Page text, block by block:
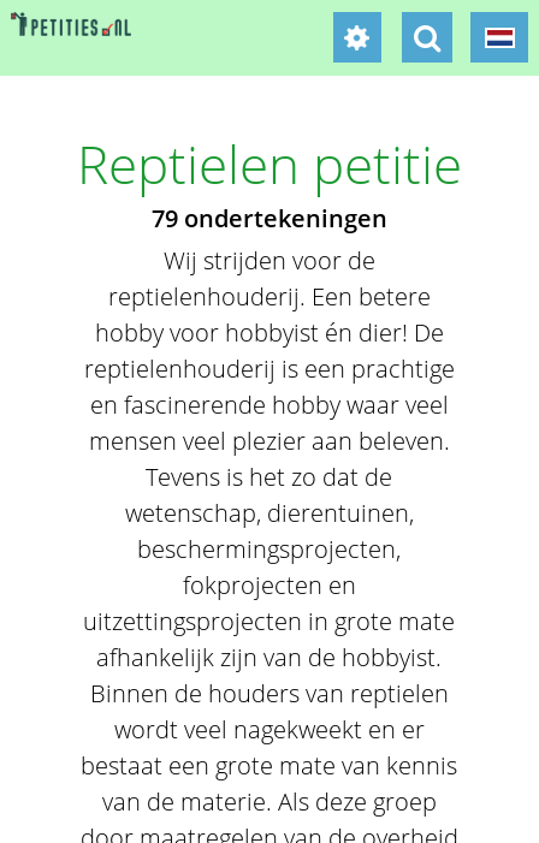
Reptielen petitie
79 ondertekeningen
Wij strijden voor de
reptielenhouderij. Een betere
hobby voor hobbyist én dier! De
reptielenhouderij is een prachtige
en fascinerende hobby waar veel
mensen veel plezier aan beleven.
Tevens is het zo dat de
wetenschap, dierentuinen,
beschermingsprojecten,
fokprojecten en
uitzettingsprojecten in grote mate
afhankelijk zijn van de hobbyist.
Binnen de houders van reptielen
wordt veel nagekweekt en er
bestaat een grote mate van kennis
van de materie. Als deze groep